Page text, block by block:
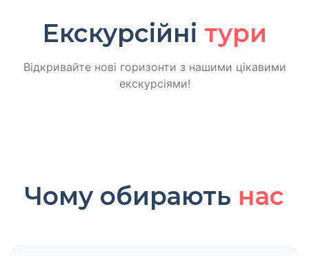
Екскурсійні тури
Відкривайте нові горизонти з нашими цікавими
екскурсіями!
Чому обирають нас